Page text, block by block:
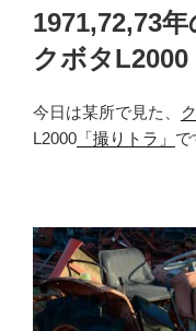
日:
1971,72,73
クボタL2000
今日は某所で見た、
L2000 「撮りトラ」 で